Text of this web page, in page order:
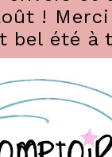
!
bel été à